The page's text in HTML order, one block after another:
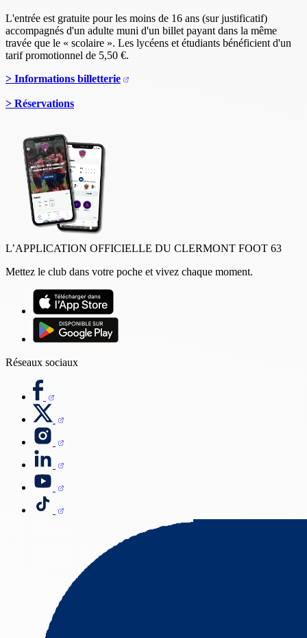
L'entrée est gratuite pour les moins de 16 ans (sur justificatif)
accompagnés d'un adulte muni d'un billet payant dans la même
travée que le « scolaire ». Les lycéens et étudiants bénéficient d'un
tarif promotionnel de 5,50 €.
> Informations billetterie
> Réservations
L’APPLICATION OFFICIELLE DU CLERMONT FOOT 63
Mettez le club dans votre poche et vivez chaque moment.
Réseaux sociaux